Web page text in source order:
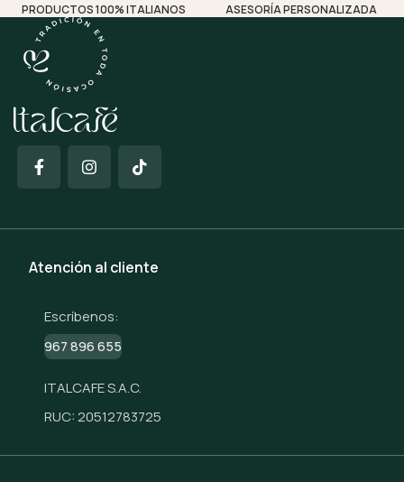
PRODUCTOS 100% ITALIANOS ASESORÍA PERSONALIZADA
Atención al cliente
Escríbenos:
967 896 655
ITALCAFE S.A.C.
RUC: 20512783725